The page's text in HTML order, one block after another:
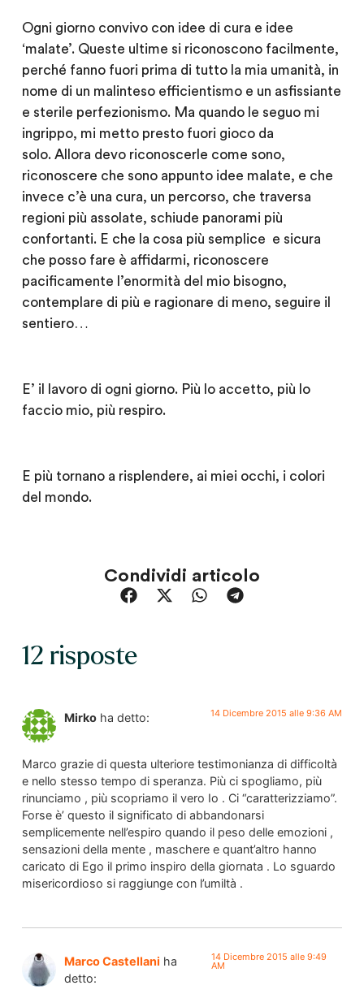
Ogni giorno convivo con idee di cura e idee
‘malate’. Queste ultime si riconoscono facilmente,
perché fanno fuori prima di tutto la mia umanità, in
nome di un malinteso efficientismo e un asfissiante
e sterile perfezionismo. Ma quando le seguo mi
ingrippo, mi metto presto fuori gioco da
solo. Allora devo riconoscerle come sono,
riconoscere che sono appunto idee malate, e che
invece c’è una cura, un percorso, che traversa
regioni più assolate, schiude panorami più
confortanti. E che la cosa più semplice e sicura
che posso fare è affidarmi, riconoscere
pacificamente l’enormità del mio bisogno,
contemplare di più e ragionare di meno, seguire il
sentiero…
E’ il lavoro di ogni giorno. Più lo accetto, più lo
faccio mio, più respiro.
E più tornano a risplendere, ai miei occhi, i colori
del mondo.
Condividi articolo
12 risposte
Mirko ha detto: 14 Dicembre 2015 alle 9:36 AM
Marco grazie di questa ulteriore testimonianza di difficoltà
e nello stesso tempo di speranza. Più ci spogliamo, più
rinunciamo , più scopriamo il vero Io . Ci “caratterizziamo”.
Forse è’ questo il significato di abbandonarsi
semplicemente nell’espiro quando il peso delle emozioni ,
sensazioni della mente , maschere e quant’altro hanno
caricato di Ego il primo inspiro della giornata . Lo sguardo
misericordioso si raggiunge con l’umiltà .
Marco Castellani ha
detto:
14 Dicembre 2015 alle 9:49
AM